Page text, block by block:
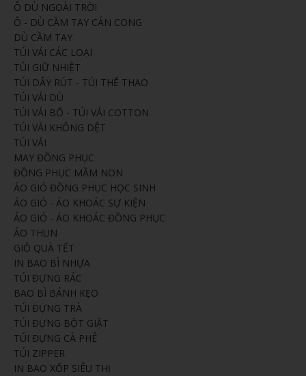
Ô DÙ NGOÀI TRỜI
Ô - DÙ CẦM TAY CÁN CONG
DÙ CẦM TAY
TÚI VẢI CÁC LOẠI
TÚI GIỮ NHIỆT
TÚI DÂY RÚT - TÚI THỂ THAO
TÚI VẢI DÙ
TÚI VẢI BỐ - TÚI VẢI COTTON
TÚI VẢI KHÔNG DỆT
TÚI VẢI
MAY ĐỒNG PHỤC
ĐỒNG PHỤC MẦM NON
ÁO GIÓ ĐỒNG PHỤC HỌC SINH
ÁO GIÓ - ÁO KHOÁC SỰ KIỆN
ÁO GIÓ - ÁO KHOÁC ĐỒNG PHỤC
ÁO THUN
GIỎ QUÀ TẾT
IN BAO BÌ NHỰA
TÚI ĐỰNG RÁC
BAO BÌ BÁNH KẸO
TÚI ĐỰNG TRÀ
TÚI ĐỰNG BỘT GIẶT
TÚI ĐỰNG CÀ PHÊ
TÚI ZIPPER
IN BAO XỐP SIÊU THỊ